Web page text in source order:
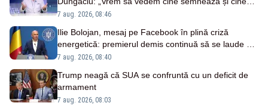
nu”
7 aug. 2026, 08:46
Ilie Bolojan, mesaj pe Facebook în plină criză
energetică: premierul demis continuă să se laude cu
măsurile luate
7 aug. 2026, 08:40
Trump neagă că SUA se confruntă cu un deficit de
armament
7 aug. 2026, 08:03